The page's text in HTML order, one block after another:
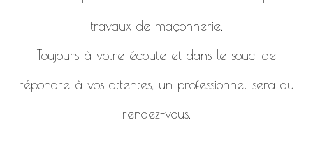
travaux de maçonnerie.
Toujours à votre écoute et dans le souci de
répondre à vos attentes, un professionnel sera au
rendez-vous.